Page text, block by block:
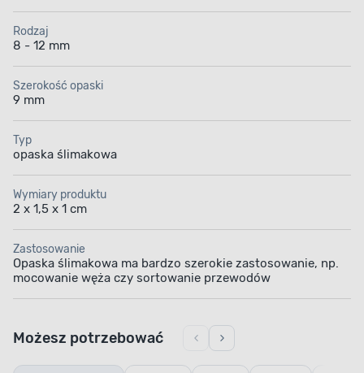
Rodzaj
8 - 12 mm
Szerokość opaski
9 mm
Typ
opaska ślimakowa
Wymiary produktu
2 x 1,5 x 1 cm
Zastosowanie
Opaska ślimakowa ma bardzo szerokie zastosowanie, np.
mocowanie węża czy sortowanie przewodów
Możesz potrzebować